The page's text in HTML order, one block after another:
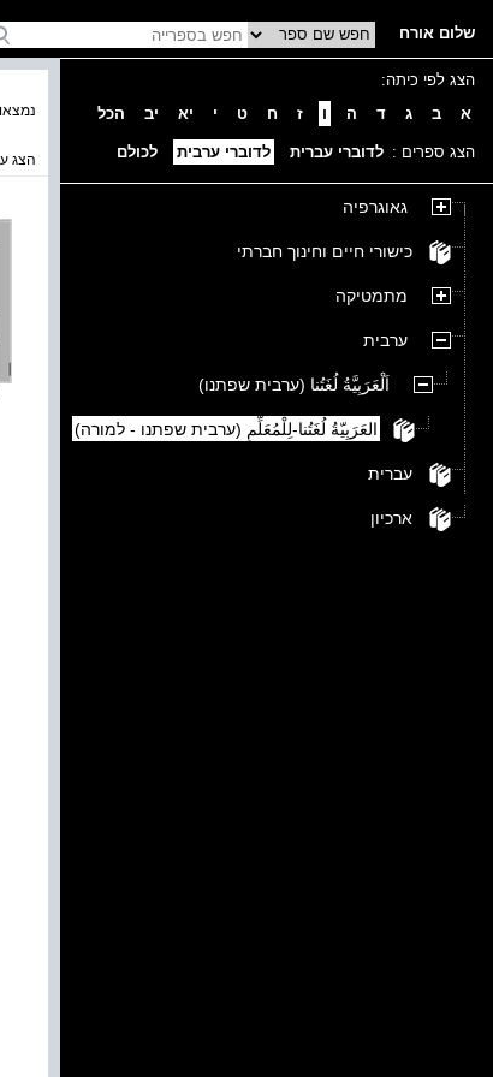
שלום אורח
הצג לפי כיתה:
א
ב ג ד ה ו ז ח ט י יא יב הכל
הצג ספרים : לדוברי עברית לדוברי ערבית לכולם
גאוגרפיה
כישורי חיים וחינוך חברתי
מתמטיקה
ערבית
اَلْعَرَبِيَّةُ لُغَتُنا (ערבית שפתנו)
العَرَبِيّةُ لُغَتُنا-لِلْمُعَلِّمِ (ערבית שפתנו - למורה)
עברית
ארכיון
נמצאו 1 ספרים בקטגוריה
הצג